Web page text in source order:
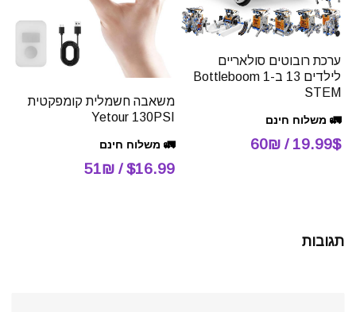
ערכת רובוטים סולאריים
לילדים 13 ב-1 Bottleboom
STEM
🚛 משלוח חינם
19.99$ / 60₪
משאבה חשמלית קומפקטית
Yetour 130PSI
🚛 משלוח חינם
$16.99 / 51₪
תגובות